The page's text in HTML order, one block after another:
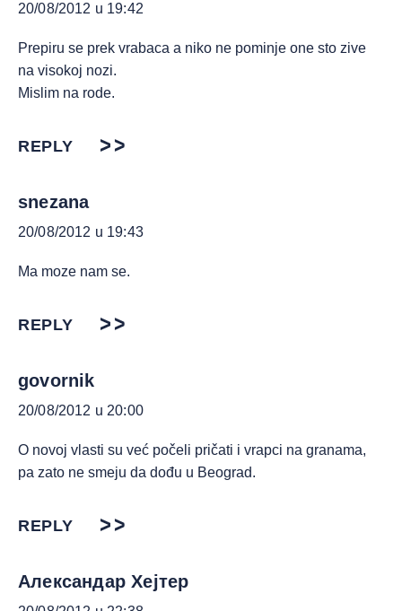
20/08/2012 u 19:42
Prepiru se prek vrabaca a niko ne pominje one sto zive
na visokoj nozi.
Mislim na rode.
REPLY
snezana
20/08/2012 u 19:43
Ma moze nam se.
REPLY
govornik
20/08/2012 u 20:00
O novoj vlasti su već počeli pričati i vrapci na granama,
pa zato ne smeju da dođu u Beograd.
REPLY
Александар Хејтер